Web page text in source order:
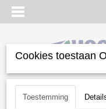
Inloggen Registreren
Cookies toestaan
Toestemming